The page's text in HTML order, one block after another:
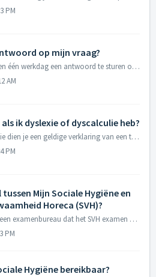
PM
op mijn vraag?
Wij streven ernaar binnen één werkdag een antwoord te sturen op je e-mail. Soms kan het natuurlijk iets langer duren dan dat je zou willen, bijvoorbeeld omd...
AM
ik dyslexie of dyscalculie heb?
Bij dyslexie of dyscalculie dien je een geldige verklaring van een ter zake kundig specialist aan Mijn Sociale Hygiëne te overhandigen (NIET zijnde je eigen...
PM
Mijn Sociale Hygiëne en
Horeca (SVH)?
Mijn Sociale Hygiëne is een examenbureau dat het SVH examen Sociale Hygiëne afneemt in opdracht van de SVH. De SVH is dus de opdrachtgever en is verantwoord...
PM
Hygiëne bereikbaar?